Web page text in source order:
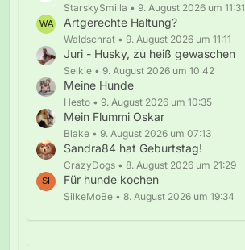
StarskySmilla 9. August 2026 um 11:31
Artgerechte Haltung?
Waldschrat 9. August 2026 um 11:11
Juri - Husky, zu heiß gewaschen
Selkie 9. August 2026 um 10:42
Meine Hunde
Hesto 9. August 2026 um 10:35
Mein Flummi Oskar
Blake 9. August 2026 um 07:13
Sandra84 hat Geburtstag!
CrazyDogs 8. August 2026 um 21:29
Für hunde kochen
SilkeMoBe 8. August 2026 um 19:34